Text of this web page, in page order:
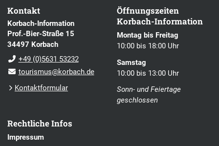
Kontakt
Korbach-Information
Prof.-Bier-Straße 15
34497 Korbach
+49 (0)5631 53232
tourismus@korbach.de
Kontaktformular
Öffnungszeiten
Korbach-Information
Montag bis Freitag
10:00 bis 18:00 Uhr
Samstag
10:00 bis 13:00 Uhr
Sonn- und Feiertage
geschlossen
Rechtliche Infos
Impressum